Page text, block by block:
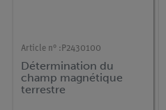
Article n° : P2430100
Détermination du
champ magnétique
terrestre